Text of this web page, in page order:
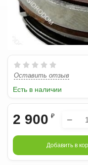
Оставить отзыв
Есть в наличии
2 900 ₽ −
Добавить в